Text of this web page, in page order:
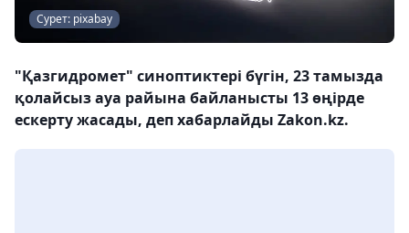
Сурет: pixabay
"Қазгидромет" синоптиктері бүгін, 23 тамызда
қолайсыз ауа райына байланысты 13 өңірде
ескерту жасады, деп хабарлайды Zakon.kz.